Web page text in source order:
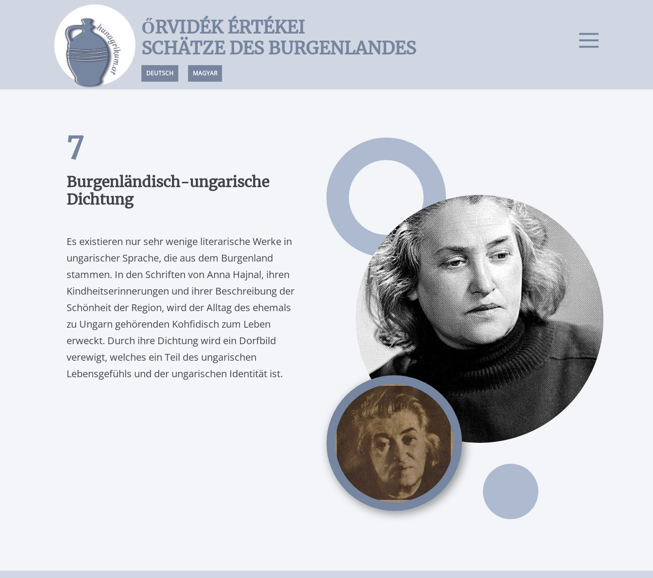
– Oberpullendorf
VOLKSLIEDGUT
ŐRVIDÉK ÉRTÉKEI
SCHÄTZE DES BURGENLANDES
DEUTSCH MAGYAR
7
Burgenländisch-ungarische
Dichtung
Es existieren nur sehr wenige literarische Werke in
ungarischer Sprache, die aus dem Burgenland
stammen. In den Schriften von Anna Hajnal, ihren
Kindheitserinnerungen und ihrer Beschreibung der
Schönheit der Region, wird der Alltag des ehemals
zu Ungarn gehörenden Kohfidisch zum Leben
erweckt. Durch ihre Dichtung wird ein Dorfbild
verewigt, welches ein Teil des ungarischen
Lebensgefühls und der ungarischen Identität ist.